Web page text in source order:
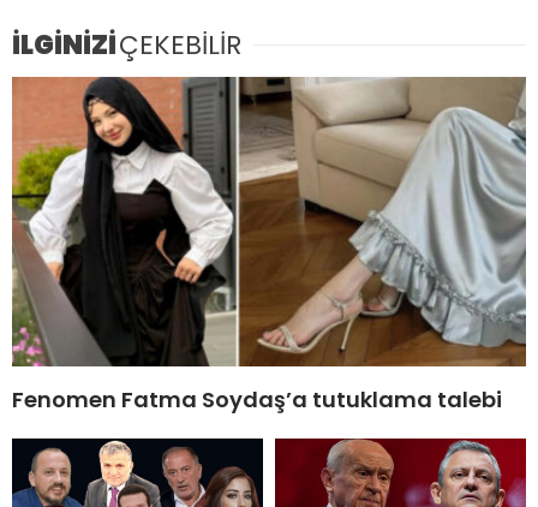
İLGİNİZİÇEKEBİLİR
Fenomen Fatma Soydaş’a tutuklama talebi